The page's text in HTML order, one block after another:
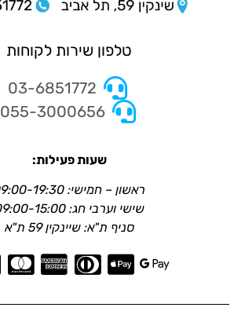
טלפון שירות לקוחות
03-6851772
055-3000656
שעות פעילות:
ראשון – חמישי: 09:00-19:30
שישי וערבי חג: 09:00-15:00
סניף ת"א: שיינקין 59 ת"א